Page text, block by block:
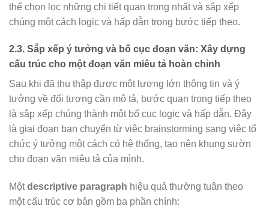
thể chọn lọc những chi tiết quan trọng nhất và sắp xếp
chúng một cách logic và hấp dẫn trong bước tiếp theo.
2.3. Sắp xếp ý tưởng và bố cục đoạn văn: Xây dựng
cấu trúc cho một đoạn văn miêu tả hoàn chỉnh
Sau khi đã thu thập được một lượng lớn thông tin và ý
tưởng về đối tượng cần mô tả, bước quan trọng tiếp theo
là sắp xếp chúng thành một bố cục logic và hấp dẫn. Đây
là giai đoạn bạn chuyển từ việc brainstorming sang việc tổ
chức ý tưởng một cách có hệ thống, tạo nên khung sườn
cho đoạn văn miêu tả của mình.
Mộtdescriptive paragraph hiệu quả thường tuân theo
một cấu trúc cơ bản gồm ba phần chính: